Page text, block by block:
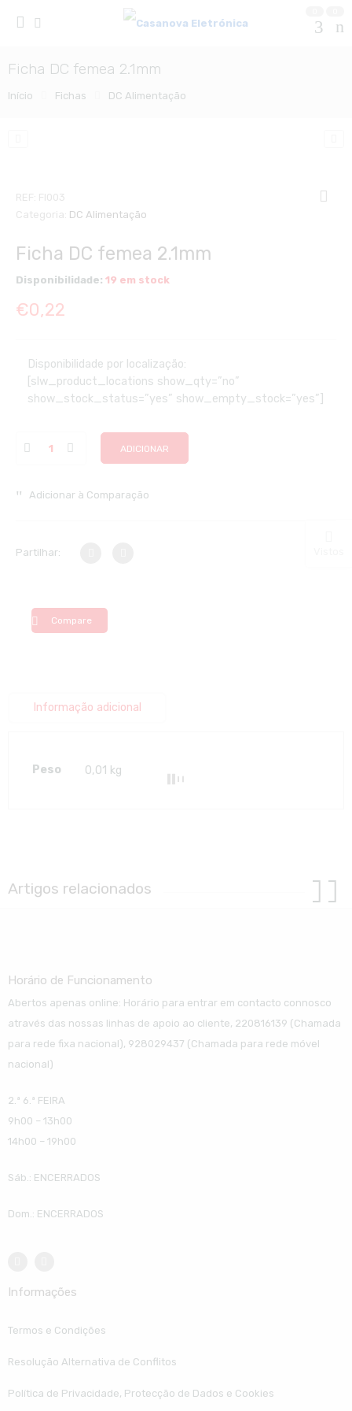
Ficha DC femea 2.1mm
Início Fichas DC Alimentação
REF: FI003
Categoria: DC Alimentação
Ficha DC femea 2.1mm
Disponibilidade: 19 em stock
€0,22
Disponibilidade por localização:
[slw_product_locations show_qty=”no”
show_stock_status=”yes” show_empty_stock=”yes”]
ADICIONAR
Adicionar à Comparação
Partilhar:
Compare
Informação adicional
Peso 0,01 kg
Artigos relacionados
Horário de Funcionamento
Abertos apenas online: Horário para entrar em contacto connosco
através das nossas linhas de apoio ao cliente, 220816139 (Chamada
para rede fixa nacional), 928029437 (Chamada para rede móvel
nacional)
2.ª 6.ª FEIRA
9h00 – 13h00
14h00 – 19h00
Sáb.: ENCERRADOS
Dom.: ENCERRADOS
Informações
Termos e Condições
Resolução Alternativa de Conflitos
Política de Privacidade, Protecção de Dados e Cookies